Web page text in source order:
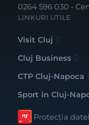
0264 596 030 -
LINKURI UTILE
Visit Cluj
Cluj Business
CTP Cluj-Napoca
Sport în Cluj-
Protecția